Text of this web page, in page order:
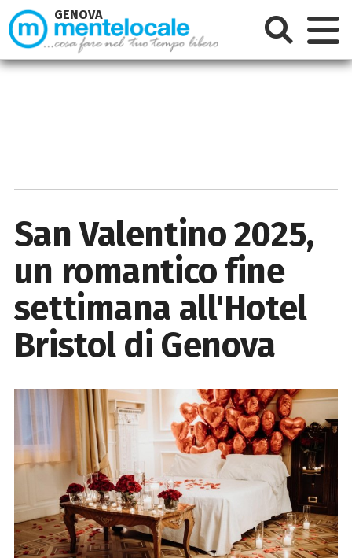
San Valentino 2025,
un romantico fine
settimana all'Hotel
Bristol di Genova
GENOVA